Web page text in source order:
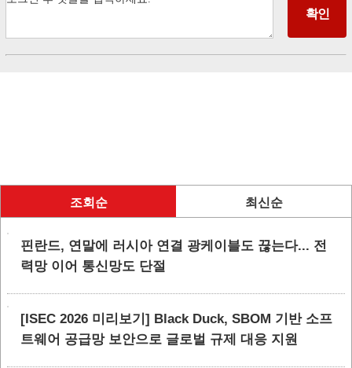
조회순 최신순
핀란드, 연말에 러시아 연결 광케이블도 끊는다... 전
력망 이어 통신망도 단절
[ISEC 2026 미리보기] Black Duck, SBOM 기반 소프
트웨어 공급망 보안으로 글로벌 규제 대응 지원